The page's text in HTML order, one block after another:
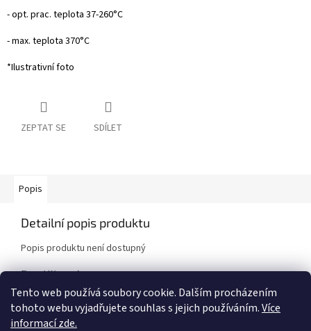
Tento web používá soubory cookie. Dalším procházením
tohoto webu vyjadřujete souhlas s jejich používáním.Více
informací zde.
- opt. prac. teplota 37-260°C
- max. teplota 370°C
*Ilustrativní foto
ZEPTAT SE SDÍLET
Popis
Detailní popis produktu
Popis produktu není dostupný
Doplňkové parametry
Kategorie:
Brzdové destičky
Značka vozidla:
Nissan